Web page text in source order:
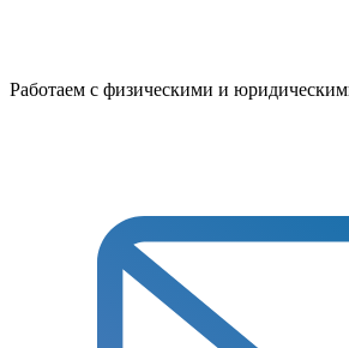
Работаем с физическими и